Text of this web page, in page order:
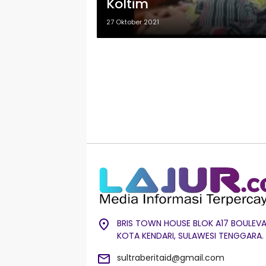
Koltim
27 Oktober 2021
BRIS TOWN HOUSE BLOK A17
KOTA KENDARI, SULAWESI TENGGARA.
sultraberitaid@gmail.com